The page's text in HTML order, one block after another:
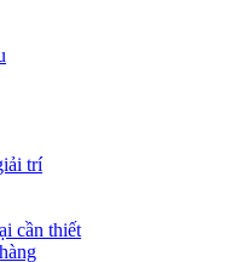
trí
cần thiết